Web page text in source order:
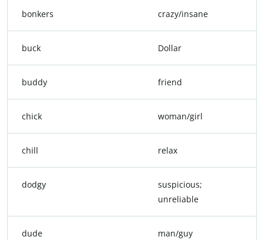
bonkers crazy/insane
buck Dollar
buddy friend
chick woman/girl
chill relax
dodgy
suspicious;
unreliable
dude man/guy